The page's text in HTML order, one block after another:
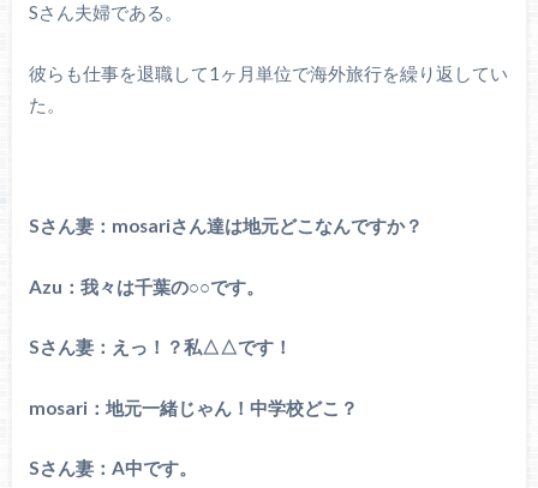
Sさん夫婦である。
彼らも仕事を退職して1ヶ月単位で海外旅行を繰り返してい
た。
Sさん妻：mosariさん達は地元どこなんですか？
Azu：我々は千葉の○○です。
Sさん妻：えっ！？私△△です！
mosari：地元一緒じゃん！中学校どこ？
Sさん妻：A中です。